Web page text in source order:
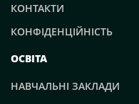
КОНТАКТИ
КОНФІДЕНЦІЙНІСТЬ
ОСВІТА
НАВЧАЛЬНІ ЗАКЛАДИ